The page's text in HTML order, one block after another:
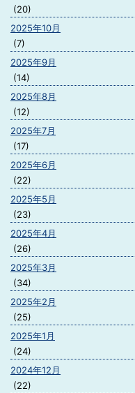
(20)
2025年10月
(7)
2025年9月
(14)
2025年8月
(12)
2025年7月
(17)
2025年6月
(22)
2025年5月
(23)
2025年4月
(26)
2025年3月
(34)
2025年2月
(25)
2025年1月
(24)
2024年12月
(22)